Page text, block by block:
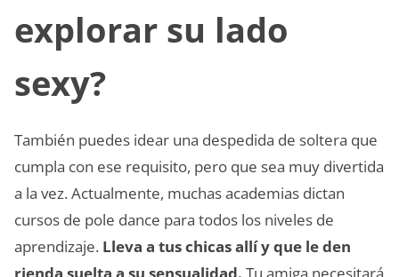
explorar su lado
sexy?
También puedes idear una despedida de soltera que
cumpla con ese requisito, pero que sea muy divertida
a la vez. Actualmente, muchas academias dictan
cursos de pole dance para todos los niveles de
aprendizaje. Lleva a tus chicas allí y que le den
rienda suelta a su sensualidad. Tu amiga necesitará